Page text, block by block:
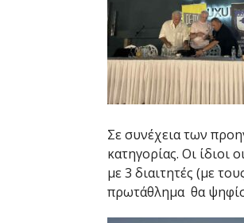
Σε συνέχεια των
κατηγορίας. Οι ίδιοι
με 3 διαιτητές (με
πρωτάθλημα θα